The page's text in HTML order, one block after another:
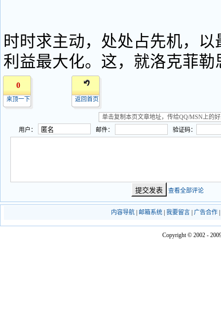
时时求主动，处处占先机，
利益最大化。这，就洛克菲勒
0
来顶一下 返回首页
用户： 邮件： 验证码：
查看全部评论
内容导航| 邮箱系统| 我要留言| 广告合作|
Copyright © 2002 -